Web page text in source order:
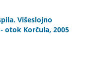
Višeslojno
otok Korčula, 2005